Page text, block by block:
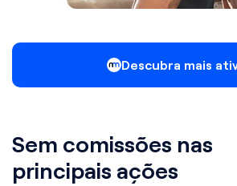
Descubra mais
Sem comissões nas
principais ações